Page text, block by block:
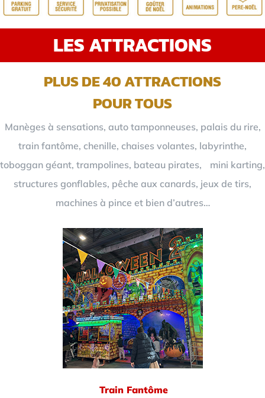
LES ATTRACTIONS
PLUS DE 40 ATTRACTIONS
POUR TOUS
Manèges à sensations, auto tamponneuses, palais du rire,
train fantôme, chenille, chaises volantes, labyrinthe,
toboggan géant, trampolines, bateau pirates, mini karting,
structures gonflables, pêche aux canards, jeux de tirs,
machines à pince et bien d’autres…
Train Fantôme